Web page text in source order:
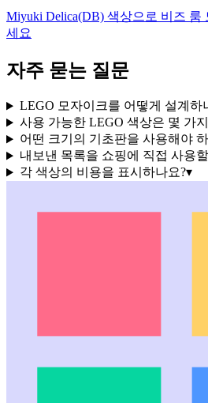
Miyuki Delica(DB) 색상으로 비즈 룸
세요
자주 묻는 질문
LEGO 모자이크를 어떻게 설계하
사용 가능한 LEGO 색상은 몇 가
어떤 크기의 기초판을 사용해야
내보낸 목록을 쇼핑에 직접 사용
각 색상의 비용을 표시하나요?▾